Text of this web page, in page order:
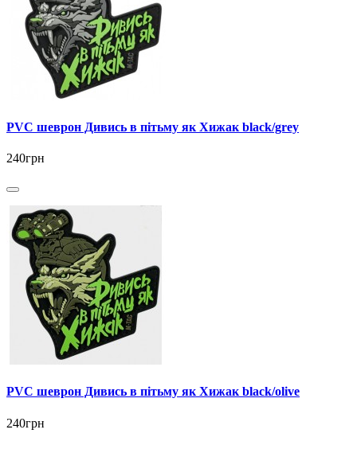
PVC шеврон Дивись в пітьму як Хижак black/grey
240грн
PVC шеврон Дивись в пітьму як Хижак black/olive
240грн